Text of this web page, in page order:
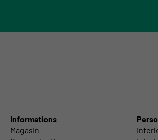
Informations
Magasin